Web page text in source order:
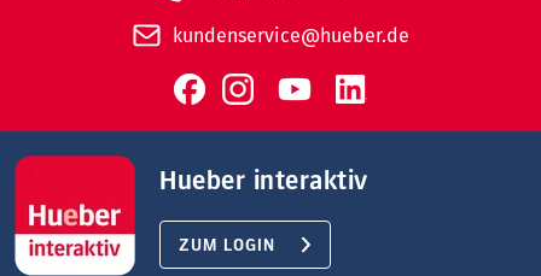
kundenservice@hueber.de
Hueber interaktiv
ZUM LOGIN